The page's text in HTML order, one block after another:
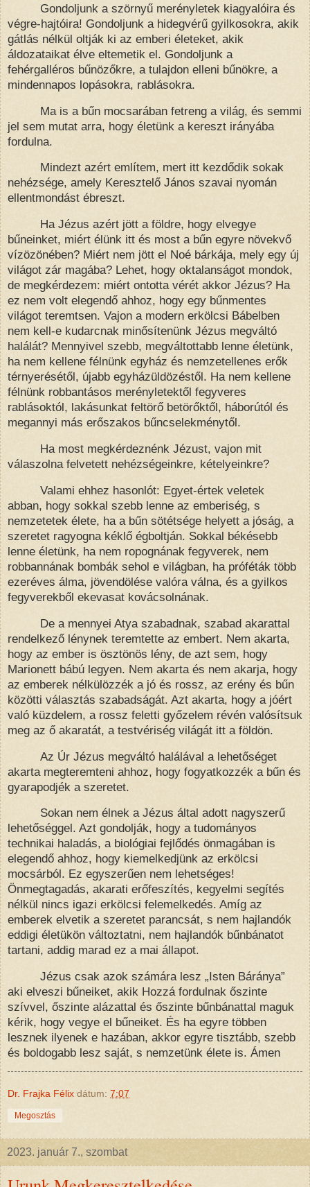
Gondoljunk a szörnyű merényletek kiagyalóira és
végre-hajtóira! Gondoljunk a hidegvérű gyilkosokra, akik
gátlás nélkül oltják ki az emberi életeket, akik
áldozataikat élve eltemetik el. Gondoljunk a
fehérgalléros bűnözőkre, a tulajdon elleni bűnökre, a
mindennapos lopásokra, rablásokra.
Ma is a bűn mocsarában fetreng a világ, és semmi
jel sem mutat arra, hogy életünk a kereszt irányába
fordulna.
Mindezt azért említem, mert itt kezdődik sokak
nehézsége, amely Keresztelő János szavai nyomán
ellentmondást ébreszt.
Ha Jézus azért jött a földre, hogy elvegye
bűneinket, miért élünk itt és most a bűn egyre növekvő
vízözönében? Miért nem jött el Noé bárkája, mely egy új
világot zár magába? Lehet, hogy oktalanságot mondok,
de megkérdezem: miért ontotta vérét akkor Jézus? Ha
ez nem volt elegendő ahhoz, hogy egy bűnmentes
világot teremtsen. Vajon a modern erkölcsi Bábelben
nem kell-e kudarcnak minősítenünk Jézus megváltó
halálát? Mennyivel szebb, megváltottabb lenne életünk,
ha nem kellene félnünk egyház és nemzetellenes erők
térnyerésétől, újabb egyházüldözéstől. Ha nem kellene
félnünk robbantásos merényletektől fegyveres
rablásoktól, lakásunkat feltörő betörőktől, háborútól és
megannyi más erőszakos bűncselekménytől.
Ha most megkérdeznénk Jézust, vajon mit
válaszolna felvetett nehézségeinkre, kételyeinkre?
Valami ehhez hasonlót: Egyet-értek veletek
abban, hogy sokkal szebb lenne az emberiség, s
nemzetetek élete, ha a bűn sötétsége helyett a jóság, a
szeretet ragyogna kéklő égboltján. Sokkal békésebb
lenne életünk, ha nem ropognának fegyverek, nem
robbannának bombák sehol e világban, ha próféták több
ezeréves álma, jövendölése valóra válna, és a gyilkos
fegyverekből ekevasat kovácsolnának.
De a mennyei Atya szabadnak, szabad akarattal
rendelkező lénynek teremtette az embert. Nem akarta,
hogy az ember is ösztönös lény, de azt sem, hogy
Marionett bábú legyen. Nem akarta és nem akarja, hogy
az emberek nélkülözzék a jó és rossz, az erény és bűn
közötti választás szabadságát. Azt akarta, hogy a jóért
való küzdelem, a rossz feletti győzelem révén valósítsuk
meg az ő akaratát, a testvériség világát itt a földön.
Az Úr Jézus megváltó halálával a lehetőséget
akarta megteremteni ahhoz, hogy fogyatkozzék a bűn és
gyarapodjék a szeretet.
Sokan nem élnek a Jézus által adott nagyszerű
lehetőséggel. Azt gondolják, hogy a tudományos
technikai haladás, a biológiai fejlődés önmagában is
elegendő ahhoz, hogy kiemelkedjünk az erkölcsi
mocsárból. Ez egyszerűen nem lehetséges!
Önmegtagadás, akarati erőfeszítés, kegyelmi segítés
nélkül nincs igazi erkölcsi felemelkedés. Amíg az
emberek elvetik a szeretet parancsát, s nem hajlandók
eddigi életükön változtatni, nem hajlandók bűnbánatot
tartani, addig marad ez a mai állapot.
Jézus csak azok számára lesz „Isten Báránya”
aki elveszi bűneiket, akik Hozzá fordulnak őszinte
szívvel, őszinte alázattal és őszinte bűnbánattal maguk
kérik, hogy vegye el bűneiket. És ha egyre többen
lesznek ilyenek e hazában, akkor egyre tisztább, szebb
és boldogabb lesz saját, s nemzetünk élete is. Ámen
Dr. Frajka Félix dátum: 7:07
Megosztás
2023. január 7., szombat